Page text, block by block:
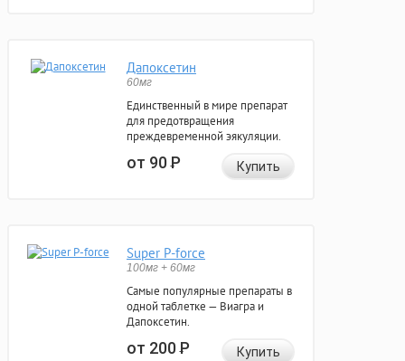
Дапоксетин
60мг
Единственный в мире препарат
для предотвращения
преждевременной эякуляции.
от 90Р Купить
Super P-force
100мг + 60мг
Самые популярные препараты в
одной таблетке — Виагра и
Дапоксетин.
от 200Р Купить